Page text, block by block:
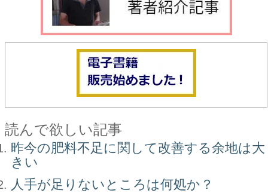
読んで欲しい記事
昨今の肥料不足に関して改善する余地は大
きい
人手が足りないところは何処か？